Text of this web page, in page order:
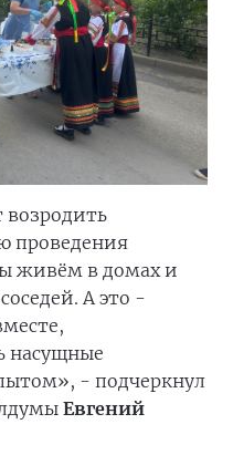
возродить
проведения
живём в домах и
А это -
насущные
- подчеркнул
Евгений